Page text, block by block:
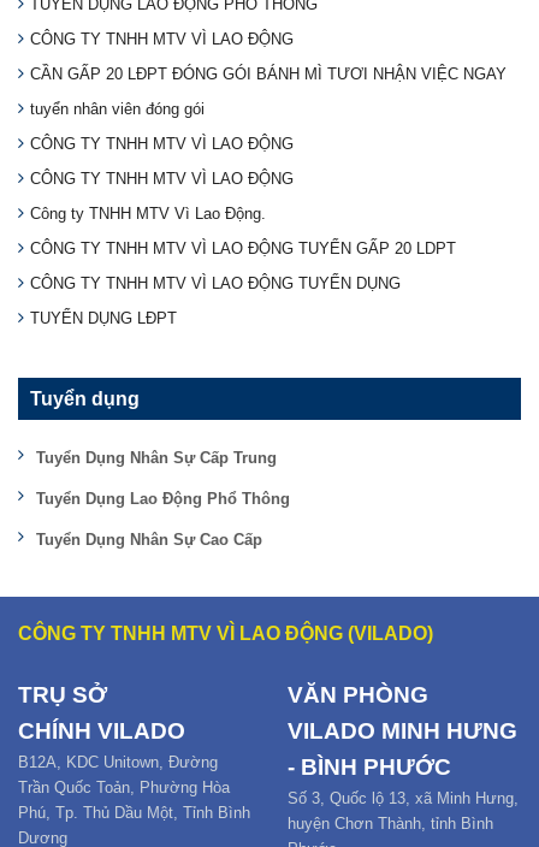
TUYỂN DỤNG LAO ĐỘNG PHỔ THÔNG
CÔNG TY TNHH MTV VÌ LAO ĐỘNG
CẦN GẤP 20 LĐPT ĐÓNG GÓI BÁNH MÌ TƯƠI NHẬN VIỆC NGAY
tuyển nhân viên đóng gói
CÔNG TY TNHH MTV VÌ LAO ĐỘNG
CÔNG TY TNHH MTV VÌ LAO ĐỘNG
Công ty TNHH MTV Vì Lao Động.
CÔNG TY TNHH MTV VÌ LAO ĐỘNG TUYỂN GẤP 20 LDPT
CÔNG TY TNHH MTV VÌ LAO ĐỘNG TUYỂN DỤNG
TUYỂN DỤNG LĐPT
Tuyển dụng
Tuyển Dụng Nhân Sự Cấp Trung
Tuyển Dụng Lao Động Phổ Thông
Tuyển Dụng Nhân Sự Cao Cấp
CÔNG TY TNHH MTV VÌ LAO ĐỘNG (VILADO)
TRỤ SỞ
CHÍNH VILADO
B12A, KDC Unitown, Đường
Trần Quốc Toản, Phường Hòa
Phú, Tp. Thủ Dầu Một, Tỉnh Bình
Dương
VĂN PHÒNG
VILADO MINH HƯNG
- BÌNH PHƯỚC
Số 3, Quốc lộ 13, xã Minh Hưng,
huyện Chơn Thành, tỉnh Bình